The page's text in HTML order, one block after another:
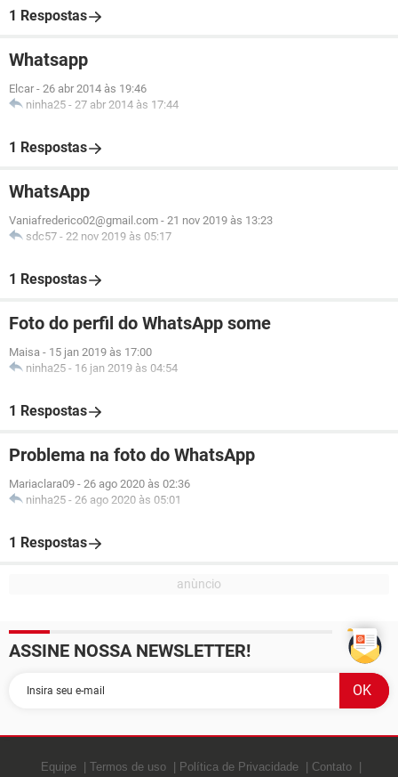
1 Respostas
Whatsapp
Elcar - 26 abr 2014 às 19:46
ninha25 - 27 abr 2014 às 17:44
1 Respostas
WhatsApp
Vaniafrederico02@gmail.com - 21 nov 2019 às 13:23
sdc57 - 22 nov 2019 às 05:17
1 Respostas
Foto do perfil do WhatsApp some
Maisa - 15 jan 2019 às 17:00
ninha25 - 16 jan 2019 às 04:54
1 Respostas
Problema na foto do WhatsApp
Mariaclara09 - 26 ago 2020 às 02:36
ninha25 - 26 ago 2020 às 05:01
1 Respostas
ASSINE NOSSA NEWSLETTER!
Equipe Termos de uso Política de Privacidade Contato